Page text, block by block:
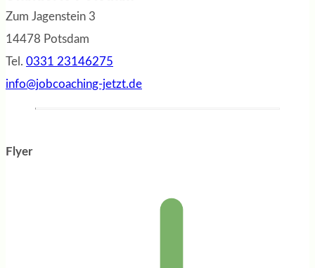
Zum Jagenstein 3
14478 Potsdam
Tel. 0331 23146275
info@jobcoaching-jetzt.de
Flyer